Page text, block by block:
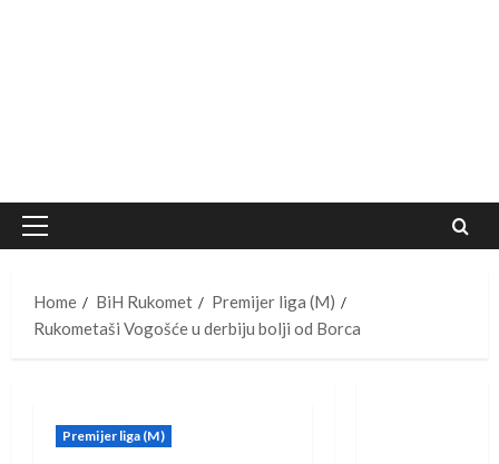
Primary
Home
BiH Rukomet
Premijer liga (M)
Rukometaši Vogošće u derbiju bolji od Borca
Premijer liga (M)